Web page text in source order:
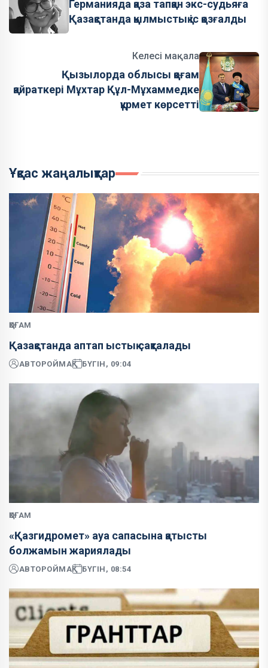
Германияда қаза тапқан экс-судьяға
Қазақстанда қылмыстық іс қозғалды
Келесі мақала
Қызылорда облысы қоғам
қайраткері Мұхтар Құл-Мұхаммедке
құрмет көрсетті
Ұқсас жаңалықтар
ҚОҒАМ
Қазақстанда аптап ыстық сақталады
АВТОРОЙМАҚ БҮГІН, 09:04
ҚОҒАМ
«Қазгидромет» ауа сапасына қатысты
болжамын жариялады
АВТОРОЙМАҚ БҮГІН, 08:54